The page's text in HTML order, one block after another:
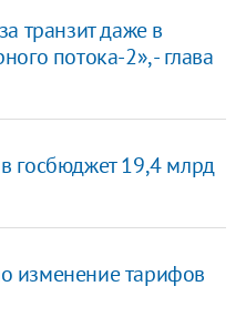
транзит даже в
потока-2», - глава
госбюджет 19,4 млрд
изменение тарифов